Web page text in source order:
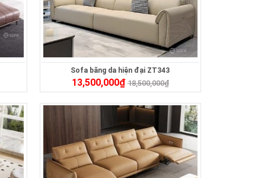
Sofa băng da hiện đại ZT343
13,500,000₫ 18,500,000₫